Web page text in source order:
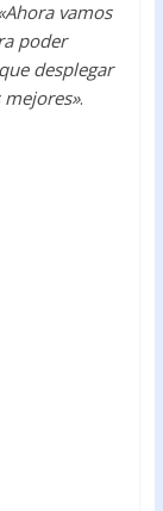
vamos
poder
desplegar
.